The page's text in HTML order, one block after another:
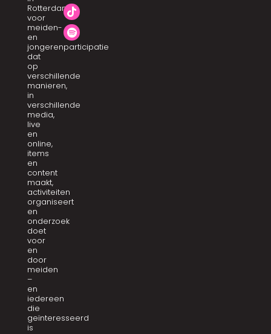
Rotterdam
voor
meiden-
en
jongerenparticipatie
dat
op
verschillende
manieren,
in
verschillende
media,
live
en
online,
items
en
content
maakt,
activiteiten
organiseert
en
onderzoek
doet
voor
en
door
meiden
–
en
iedereen
die
geïnteresseerd
is